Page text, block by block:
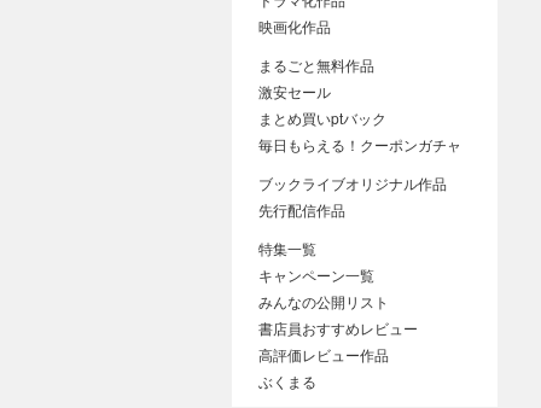
映画化作品
まるごと無料作品
激安セール
まとめ買いptバック
毎日もらえる！クーポンガチャ
ブックライブオリジナル作品
先行配信作品
特集一覧
キャンペーン一覧
みんなの公開リスト
書店員おすすめレビュー
高評価レビュー作品
ぶくまる